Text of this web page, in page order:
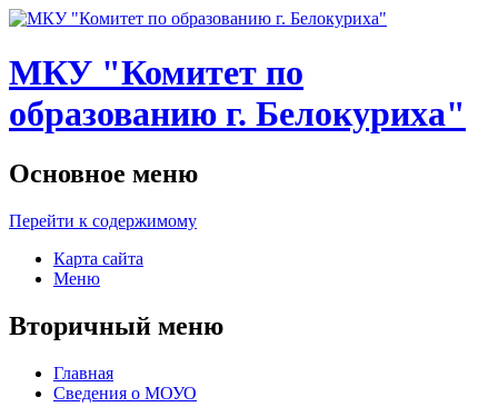
МКУ "Комитет по
образованию г. Белокуриха"
Основное меню
Перейти к содержимому
Карта сайта
Меню
Вторичный меню
Главная
Сведения о МОУО